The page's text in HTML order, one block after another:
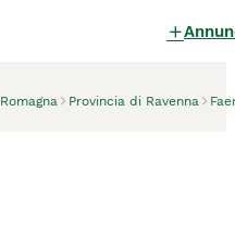
Provincia di Ravenna